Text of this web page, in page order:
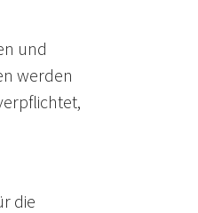
und
werden
die